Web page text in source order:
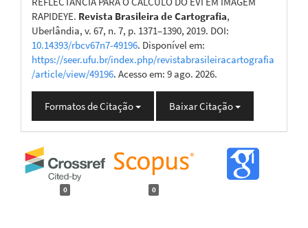
RAPIDEYE. Revista Brasileira de Cartografia,
Uberlândia, v. 67, n. 7, p. 1371–1390, 2019. DOI:
10.14393/rbcv67n7-49196. Disponível em:
https://seer.ufu.br/index.php/revistabrasileiracartografia
/article/view/49196. Acesso em: 9 ago. 2026.
Formatos de Citação Baixar Citação
0 0